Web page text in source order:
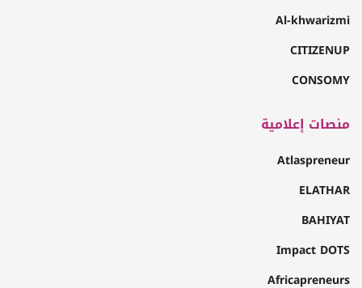
Al-khwarizmi
CITIZENUP
CONSOMY
منصات إعلامية
Atlaspreneur
ELATHAR
BAHIYAT
Impact DOTS
Africapreneurs